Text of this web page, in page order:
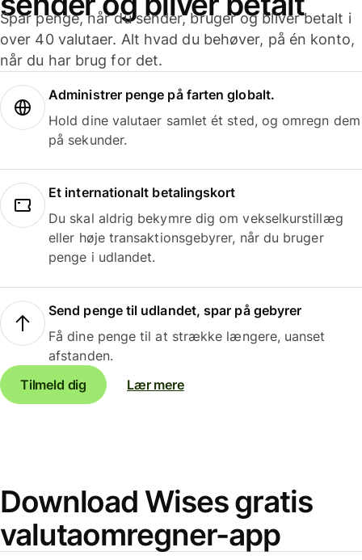
Spar penge, når du sender, bruger og bliver betalt i
over 40 valutaer. Alt hvad du behøver, på én konto,
når du har brug for det.
Administrer penge på farten globalt.
Hold dine valutaer samlet ét sted, og omregn dem
på sekunder.
Et internationalt betalingskort
Du skal aldrig bekymre dig om vekselkurstillæg
eller høje transaktionsgebyrer, når du bruger
penge i udlandet.
Send penge til udlandet, spar på gebyrer
Få dine penge til at strække længere, uanset
afstanden.
Tilmeld dig
Lær mere
Download Wises gratis
valutaomregner-app